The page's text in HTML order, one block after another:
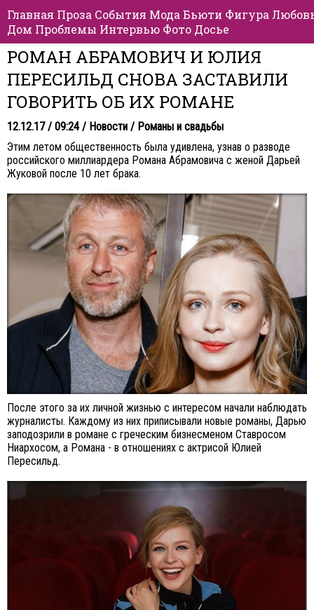
Главная Проза События Мода Бьюти Фигура
Дом Проблемы Интервью Фото Досье
РОМАН АБРАМОВИЧ И ЮЛИЯ
ПЕРЕСИЛЬД СНОВА ЗАСТАВИЛИ
ГОВОРИТЬ ОБ ИХ РОМАНЕ
12.12.17 / 09:24 / Новости / Романы и свадьбы
Этим летом общественность была удивлена, узнав о разводе
российского миллиардера Романа Абрамовича с женой Дарьей
Жуковой после 10 лет брака.
После этого за их личной жизнью с интересом начали наблюдать
журналисты. Каждому из них приписывали новые романы, Дарью
заподозрили в романе с греческим бизнесменом Ставросом
Ниархосом, а Романа - в отношениях с актрисой Юлией
Пересильд.